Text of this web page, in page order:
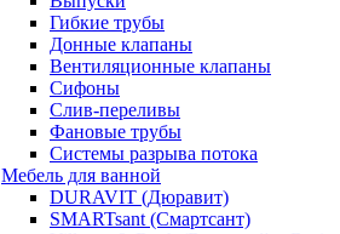
Гибкие трубы
Донные клапаны
Вентиляционные клапаны
Сифоны
Слив-переливы
Фановые трубы
Системы разрыва потока
Мебель для ванной
DURAVIT (Дюравит)
SMARTsant (Смартсант)